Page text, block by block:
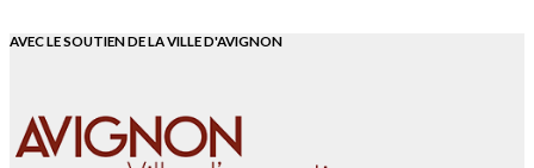
AVEC LE SOUTIEN DE LA VILLE D'AVIGNON